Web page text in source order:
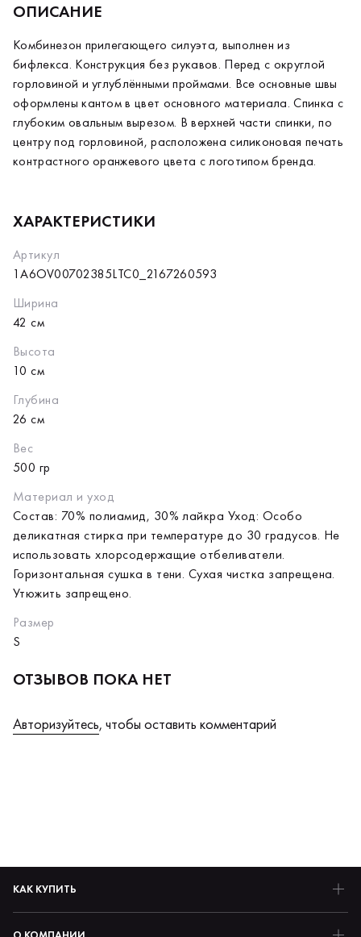
ОПИСАНИЕ
Комбинезон прилегающего силуэта, выполнен из
бифлекса. Конструкция без рукавов. Перед с округлой
горловиной и углублёнными проймами. Все основные швы
оформлены кантом в цвет основного материала. Спинка с
глубоким овальным вырезом. В верхней части спинки, по
центру под горловиной, расположена силиконовая печать
контрастного оранжевого цвета с логотипом бренда.
ХАРАКТЕРИСТИКИ
Артикул
1A6OV00702385LTC0_2167260593
Ширина
42 см
Высота
10 см
Глубина
26 см
Вес
500 гр
Материал и уход
Состав: 70% полиамид, 30% лайкра Уход: Особо
деликатная стирка при температуре до 30 градусов. Не
использовать хлорсодержащие отбеливатели.
Горизонтальная сушка в тени. Сухая чистка запрещена.
Утюжить запрещено.
Размер
S
ОТЗЫВОВ ПОКА НЕТ
Авторизуйтесь, чтобы оставить комментарий
КАК КУПИТЬ